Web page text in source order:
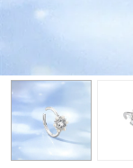
誕生石
モチーフ